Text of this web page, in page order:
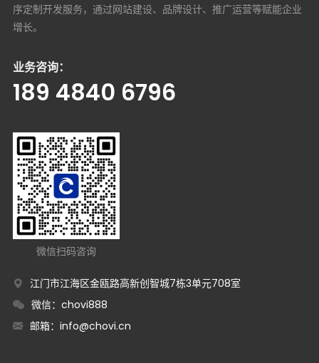
序定制开发服务，通过网站建设、品牌设计、推广运营等赋能企业
增长。
业务咨询：
189 4840 6796
微信扫码咨询
江门市江海区金瓯路高新创智城7栋3单元708室
微信：chovi888
邮箱： info@chovi.cn